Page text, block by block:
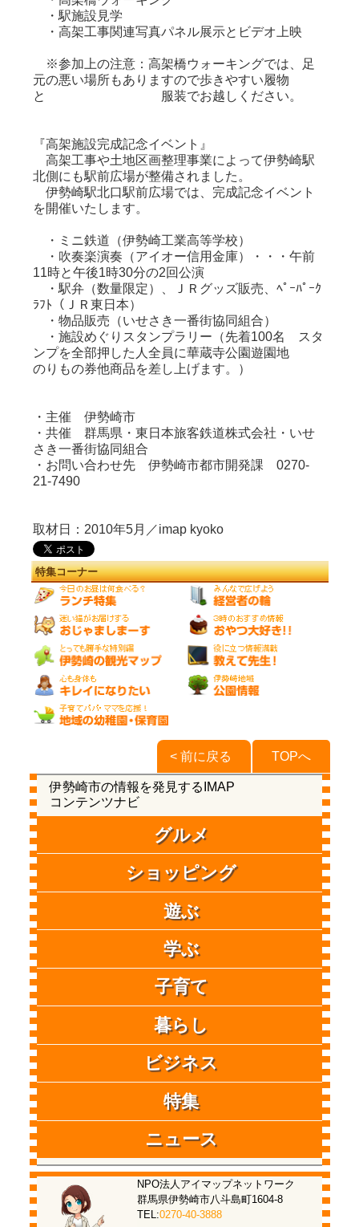
・駅施設見学
・高架工事関連写真パネル展示とビデオ上映
※参加上の注意：高架橋ウォーキングでは、足
元の悪い場所もありますので歩きやすい履物
と 服装でお越しください。
『高架施設完成記念イベント』
高架工事や土地区画整理事業によって伊勢崎駅
北側にも駅前広場が整備されました。
伊勢崎駅北口駅前広場では、完成記念イベント
を開催いたします。
・ミニ鉄道（伊勢崎工業高等学校）
・吹奏楽演奏（アイオー信用金庫）・・・午前
11時と午後1時30分の2回公演
・駅弁（数量限定）、ＪＲグッズ販売、ﾍﾟｰﾊﾟｰｸ
ﾗﾌﾄ（ＪＲ東日本）
・物品販売（いせさき一番街協同組合）
・施設めぐりスタンプラリー（先着100名 スタ
ンプを全部押した人全員に華蔵寺公園遊園地
のりもの券他商品を差し上げます。）
・主催 伊勢崎市
・共催 群馬県・東日本旅客鉄道株式会社・いせ
さき一番街協同組合
・お問い合わせ先 伊勢崎市都市開発課 0270-
21-7490
取材日：2010年5月／imap kyoko
特集コーナー
TOPへ
< 前に戻る
伊勢崎市の情報を発見するIMAP
コンテンツナビ
グルメ
ショッピング
遊ぶ
学ぶ
子育て
暮らし
ビジネス
特集
ニュース
NPO法人アイマップネットワーク
群馬県伊勢崎市八斗島町1604-8
TEL:0270-40-3888